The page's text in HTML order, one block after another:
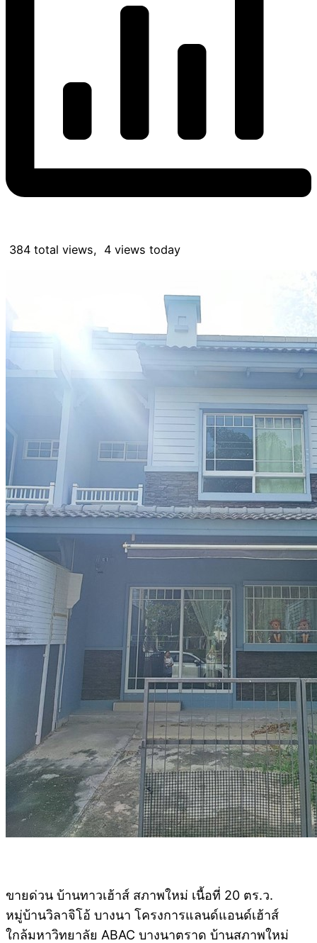
384 total views, 4 views today
ขายด่วน บ้านทาวเฮ้าส์ สภาพใหม่ เนื้อที่ 20 ตร.ว.
หมู่บ้านวิลาจิโอ้ บางนา โครงการแลนด์แอนด์เฮ้าส์
ใกล้มหาวิทยาลัย ABAC บางนาตราด บ้านสภาพใหม่